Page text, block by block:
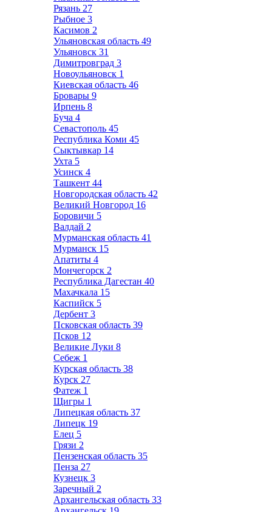
Рязань 27
Рыбное 3
Касимов 2
Ульяновская область 49
Ульяновск 31
Димитровград 3
Новоульяновск 1
Киевская область 46
Бровары 9
Ирпень 8
Буча 4
Севастополь 45
Республика Коми 45
Сыктывкар 14
Ухта 5
Усинск 4
Ташкент 44
Новгородская область 42
Великий Новгород 16
Боровичи 5
Валдай 2
Мурманская область 41
Мурманск 15
Апатиты 4
Мончегорск 2
Республика Дагестан 40
Махачкала 15
Каспийск 5
Дербент 3
Псковская область 39
Псков 12
Великие Луки 8
Себеж 1
Курская область 38
Курск 27
Фатеж 1
Щигры 1
Липецкая область 37
Липецк 19
Елец 5
Грязи 2
Пензенская область 35
Пенза 27
Кузнецк 3
Заречный 2
Архангельская область 33